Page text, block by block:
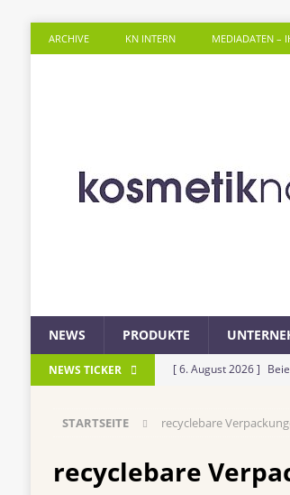
ARCHIVE KN INTERN MEDIADATEN –
NEWS PRODUKTE
NEWS TICKER [ 6. August 2026 ]
[ 5. August 2026 ]
[ 4. August 2026 ]
STARTSEITE recyclebare
recyclebare